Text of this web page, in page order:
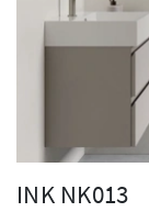
INK NK013